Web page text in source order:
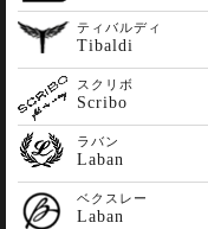
ティバルディ
Tibaldi
スクリボ
Scribo
ラバン
Laban
ベクスレー
Laban